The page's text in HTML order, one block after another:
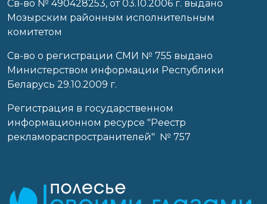
Cв-во № 490428253, от 03.10.2006 г. выдано
Мозырским районным исполнительным
комитетом
Св-во о регистрации СМИ № 755 выдано
Министерством информации Республики
Беларусь 29.10.2009 г.
Регистрация в государственном
информационном ресурсе "Реестр
рекламораспространителей" № 757